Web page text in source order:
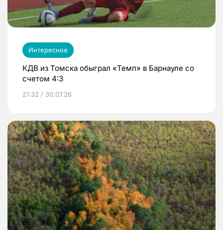
Интересное
КДВ из Томска обыграл «Темп» в Барнауле со
счетом 4:3
21:32 / 30.07.26